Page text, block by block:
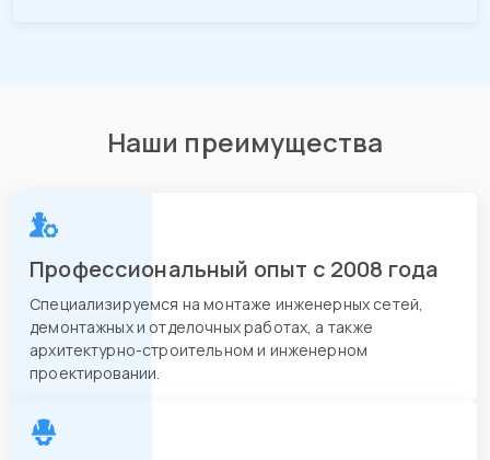
Наши преимущества
Профессиональный опыт с 2008 года
Специализируемся на монтаже инженерных сетей,
демонтажных и отделочных работах, а также
архитектурно-строительном и инженерном
проектировании.